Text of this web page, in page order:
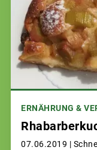
ERNÄHRUNG &
07.06.2019 |